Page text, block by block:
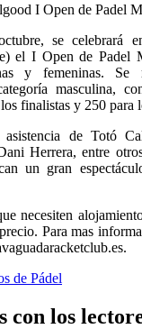
se celebrará
el I Open de Padel
y femeninas. Se
masculina,
finalistas y 250 para
de Totó
Herrera, entre
un gran
necesiten
Para mas
de Pádel
con los